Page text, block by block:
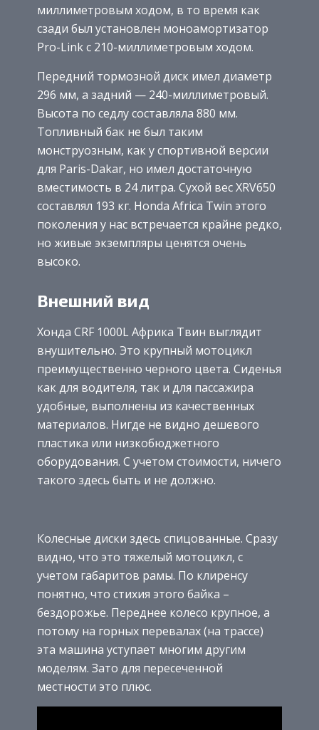
миллиметровым ходом, в то время как
сзади был установлен моноамортизатор
Pro-Link с 210-миллиметровым ходом.
Передний тормозной диск имел диаметр
296 мм, а задний — 240-миллиметровый.
Высота по седлу составляла 880 мм.
Топливный бак не был таким
монструозным, как у спортивной версии
для Paris-Dakar, но имел достаточную
вместимость в 24 литра. Сухой вес XRV650
составлял 193 кг. Honda Africa Twin этого
поколения у нас встречается крайне редко,
но живые экземпляры ценятся очень
высоко.
Внешний вид
Хонда CRF 1000L Африка Твин выглядит
внушительно. Это крупный мотоцикл
преимущественно черного цвета. Сиденья
как для водителя, так и для пассажира
удобные, выполнены из качественных
материалов. Нигде не видно дешевого
пластика или низкобюджетного
оборудования. С учетом стоимости, ничего
такого здесь быть и не должно.
Колесные диски здесь спицованные. Сразу
видно, что это тяжелый мотоцикл, с
учетом габаритов рамы. По клиренсу
понятно, что стихия этого байка –
бездорожье. Переднее колесо крупное, а
потому на горных перевалах (на трассе)
эта машина уступает многим другим
моделям. Зато для пересеченной
местности это плюс.